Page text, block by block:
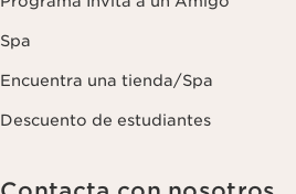
Spa
Encuentra una tienda/Spa
Descuento de estudiantes